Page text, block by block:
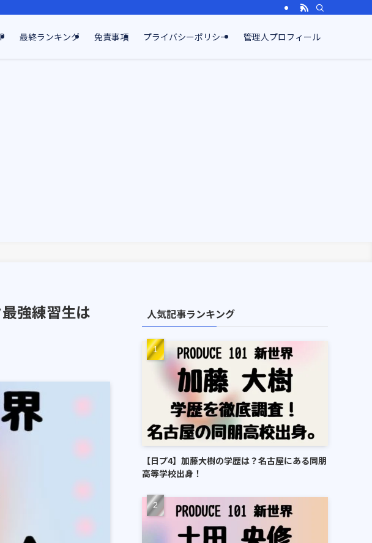
最終ランキング 免責事項 プライバシーポリシー 管理人プロフィール
強練習生は
人気記事ランキング
【日プ4】加藤大樹の学歴は？名古屋にある同朋
高等学校出身！